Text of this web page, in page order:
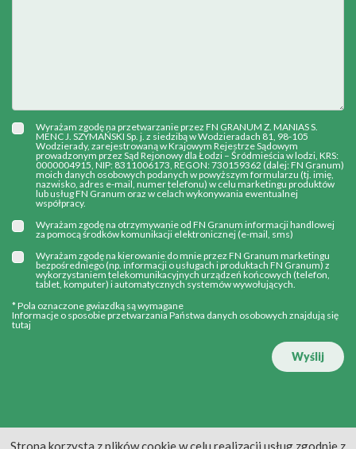
Wyrażam zgodę na przetwarzanie przez FN GRANUM Z. MANIAS S.
MENC J. SZYMAŃSKI Sp. j. z siedzibą w Wodzieradach 81, 98-105
Wodzierady, zarejestrowaną w Krajowym Rejestrze Sądowym
prowadzonym przez Sąd Rejonowy dla Łodzi – Śródmieścia w lodzi, KRS:
0000004915, NIP: 8311006173, REGON: 730159362 (dalej: FN Granum)
moich danych osobowych podanych w powyższym formularzu (tj. imię,
nazwisko, adres e-mail, numer telefonu) w celu marketingu produktów
lub usług FN Granum oraz w celach wykonywania ewentualnej
współpracy.
Wyrażam zgodę na otrzymywanie od FN Granum informacji handlowej
za pomocą środków komunikacji elektronicznej (e-mail, sms)
Wyrażam zgodę na kierowanie do mnie przez FN Granum marketingu
bezpośredniego (np. informacji o usługach i produktach FN Granum) z
wykorzystaniem telekomunikacyjnych urządzeń końcowych (telefon,
tablet, komputer) i automatycznych systemów wywołujących.
* Pola oznaczone gwiazdką są wymagane
Informacje o sposobie przetwarzania Państwa danych osobowych znajdują się
tutaj
Wyślij
Strona korzysta z plików cookie w celu realizacji usług zgodnie z